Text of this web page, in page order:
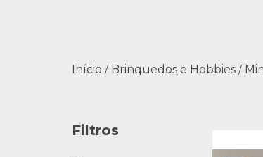
Início / Brinquedos e Hobbies /
Filtros